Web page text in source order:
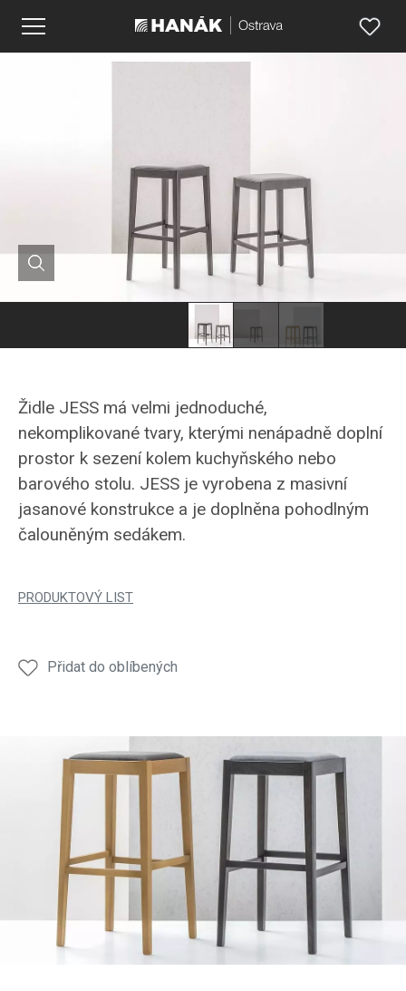
Židle JESS má velmi jednoduché,
nekomplikované tvary, kterými nenápadně doplní
prostor k sezení kolem kuchyňského nebo
barového stolu. JESS je vyrobena z masivní
jasanové konstrukce a je doplněna pohodlným
čalouněným sedákem.
PRODUKTOVÝ LIST
Přidat do oblíbených